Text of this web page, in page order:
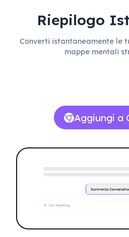
Riepilogo
Converti istantaneamente le
mappe mentali
Aggiungi a